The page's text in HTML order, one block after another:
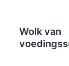
Wolk van